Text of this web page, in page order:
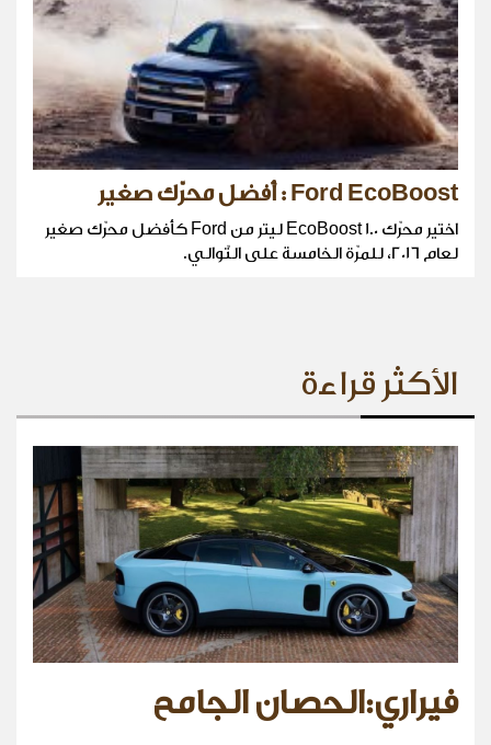
Ford EcoBoost : أفضل محرّك صغير
اختير محرّك EcoBoost 1.0 ليتر من Ford كأفضل محرّك صغير
لعام 2016، للمرّة الخامسة على التّوالي.
الأكثر قراءة
فيراري:الحصان الجامح